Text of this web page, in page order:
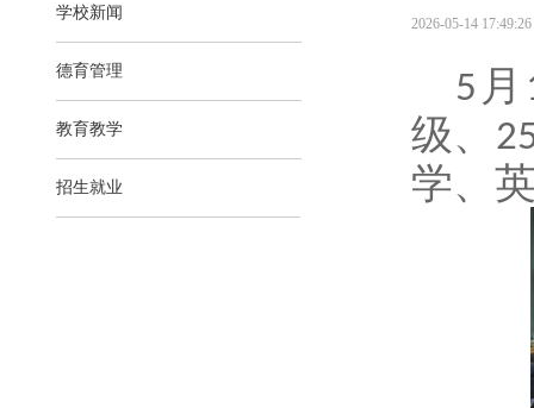
学校新闻
德育管理
教育教学
招生就业
2026-05-14 17:49:26
5 月
级、
学、